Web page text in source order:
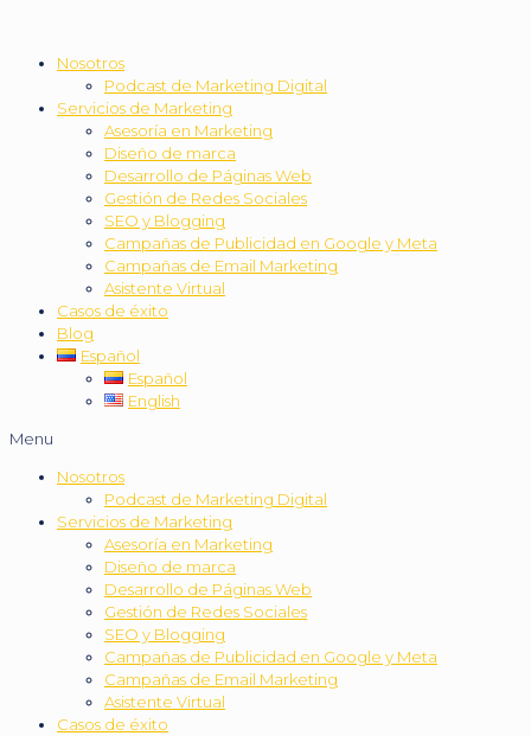
Nosotros
Podcast de Marketing Digital
Servicios de Marketing
Asesoría en Marketing
Diseño de marca
Desarrollo de Páginas Web
Gestión de Redes Sociales
SEO y Blogging
Campañas de Publicidad en Google y Meta
Campañas de Email Marketing
Asistente Virtual
Casos de éxito
Blog
Español
Español
English
Menu
Nosotros
Podcast de Marketing Digital
Servicios de Marketing
Asesoría en Marketing
Diseño de marca
Desarrollo de Páginas Web
Gestión de Redes Sociales
SEO y Blogging
Campañas de Publicidad en Google y Meta
Campañas de Email Marketing
Asistente Virtual
Casos de éxito